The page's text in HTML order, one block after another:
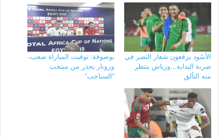
الأسُود يرفعون شعار النصر في
ضربة البداية…وزياش ينتظر
منه التألق
بوصوفة: توقيت المباراة صعب،
ورونار يحذر من منتخب
“السناجب”